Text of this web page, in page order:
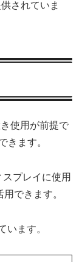
されていま
使用が前提で
きます。
プレイに使用
できます。
います。